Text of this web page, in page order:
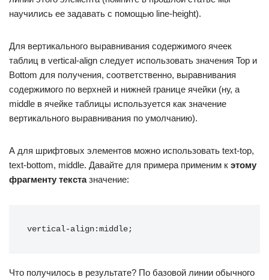
научились ее задавать с помощью line-height).
Для вертикального выравнивания содержимого ячеек
таблиц в vertical-align следует использовать значения Top и
Bottom для получения, соответственно, выравнивания
содержимого по верхней и нижней границе ячейки (ну, а
middle в ячейке таблицы используется как значение
вертикального выравнивания по умолчанию).
А для шрифтовых элементов можно использовать text-top,
text-bottom, middle. Давайте для примера применим к этому
фрагменту текстазначение:
vertical-align:middle;
Что получилось в результате? По базовой линии обычного